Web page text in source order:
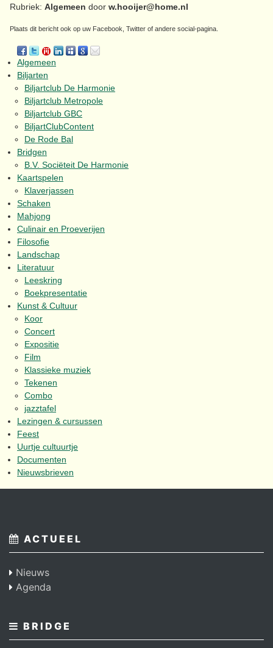
Rubriek: Algemeen door w.hooijer@home.nl
Plaats dit bericht ook op uw Facebook, Twitter of andere social-pagina.
Algemeen
Biljarten
Biljartclub De Harmonie
Biljartclub Metropole
Biljartclub GBC
BiljartClubContent
De Rode Bal
Bridgen
B.V. Sociëteit De Harmonie
Kaartspelen
Klaverjassen
Schaken
Mahjong
Culinair en Proeverijen
Filosofie
Landschap
Literatuur
Leeskring
Boekpresentatie
Kunst & Cultuur
Koor
Concert
Expositie
Film
Klassieke muziek
Tekenen
Combo
jazztafel
Lezingen & cursussen
Feest
Uurtje cultuurtje
Documenten
Nieuwsbrieven
ACTUEEL
Nieuws
Agenda
BRIDGE